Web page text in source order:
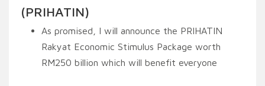
(PRIHATIN)
As promised, I will announce the PRIHATIN
Rakyat Economic Stimulus Package worth
RM250 billion which will benefit everyone